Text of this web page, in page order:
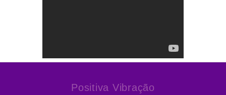
Positiva Vibração